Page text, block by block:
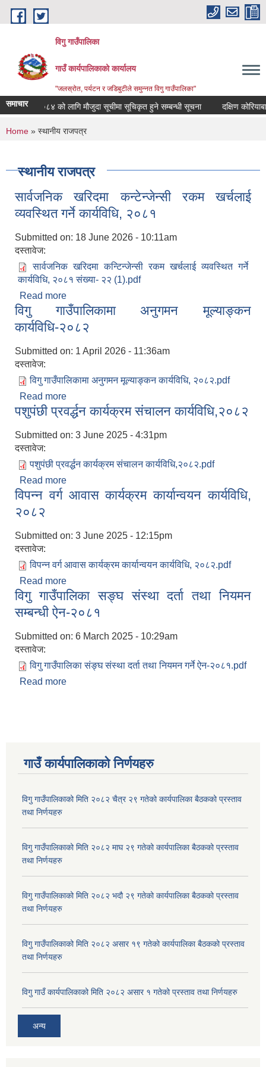
Skip to main content
विगु गाउँपालिका
गाउँ कार्यपालिकाको कार्यालय
"जलस्रोत, पर्यटन र जडिबुटीले समुन्नत विगु गाउँपालिका"
समाचार
२०८३/०८४ को लागि मौजुदा सूचीमा सूचिकृत हुने सम्बन्धी सूचना दक्षिण
You are here
Home » स्थानीय राजपत्र
स्थानीय राजपत्र
सार्वजनिक खरिदमा कन्टेन्जेन्सी रकम खर्चलाई
व्यवस्थित गर्ने कार्यविधि, २०८१
Submitted on: 18 June 2026 - 10:11am
दस्तावेज:
सार्वजनिक खरिदमा कन्टिन्जेन्सी रकम खर्चलाई व्यवस्थित गर्ने
कार्यविधि, २०८१ संख्या- २२ (1).pdf
Read more
व्यवस्थित गर्ने कार्यविधि, २०८१
विगु गाउँपालिकामा अनुगमन मूल्याङ्कन
कार्यविधि-२०८२
Submitted on: 1 April 2026 - 11:36am
दस्तावेज:
विगु गाउँपालिकामा अनुगमन मूल्याङ्कन कार्यविधि, २०८२.pdf
Read more
कार्यविधि-२०८२
पशुपंछी प्रवर्द्धन कार्यक्रम संचालन कार्यविधि,२०८२
Submitted on: 3 June 2025 - 4:31pm
दस्तावेज:
पशुपंछी प्रवर्द्धन कार्यक्रम संचालन कार्यविधि,२०८२.pdf
Read more
विपन्न वर्ग आवास कार्यक्रम कार्यान्वयन कार्यविधि,
२०८२
Submitted on: 3 June 2025 - 12:15pm
दस्तावेज:
विपन्न वर्ग आवास कार्यक्रम कार्यान्वयन कार्यविधि, २०८२.pdf
Read more
२०८२
विगु गाउँपालिका सङ्घ संस्था दर्ता तथा नियमन
सम्बन्धी ऐन-२०८१
Submitted on: 6 March 2025 - 10:29am
दस्तावेज:
विगु गाउँपालिका संङ्घ संस्था दर्ता तथा नियमन गर्ने ऐन-२०८१.pdf
Read more
गाउँ कार्यपालिकाकाे निर्णयहरु
विगु गाउँपालिकाको मिति २०८२ चैत्र २९ गतेको कार्यपालिका बैठकको प्रस्ताव
तथा निर्णयहरु
विगु गाउँपालिकाको मिति २०८२ माघ २९ गतेको कार्यपालिका बैठकको प्रस्ताव
तथा निर्णयहरु
विगु गाउँपालिकाको मिति २०८२ भदौ २९ गतेको कार्यपालिका बैठकको प्रस्ताव
तथा निर्णयहरु
विगु गाउँपालिकाको मिति २०८२ असार १९ गतेको कार्यपालिका बैठकको प्रस्ताव
तथा निर्णयहरु
विगु गाउँ कार्यपालिकाको मिति २०८२ असार १ गतेको प्रस्ताव तथा निर्णयहरु
अन्य